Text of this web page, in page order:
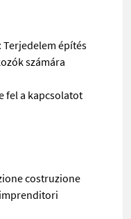
Terjedelem építés
számára
fel a kapcsolatot
costruzione